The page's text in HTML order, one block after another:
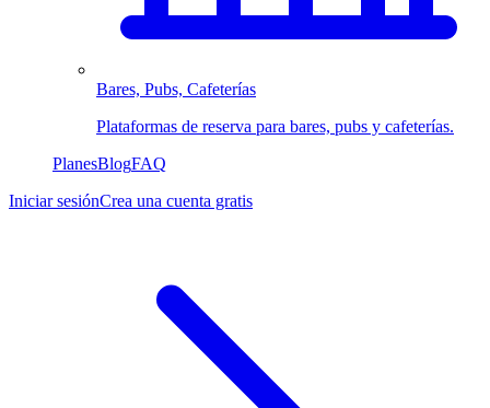
Bares, Pubs, Cafeterías
Plataformas de reserva para bares, pubs y cafeterías.
PlanesBlogFAQ
Iniciar sesiónCrea una cuenta gratis